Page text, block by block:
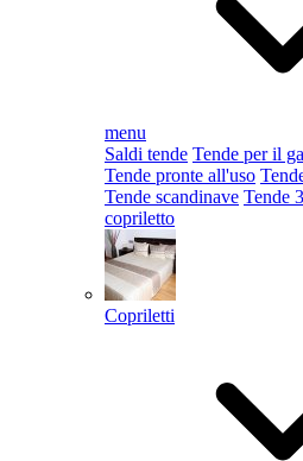
menu
Saldi tende Tende per il
Tende pronte all'uso
Tende scandinave Tende
copriletto
Copriletti